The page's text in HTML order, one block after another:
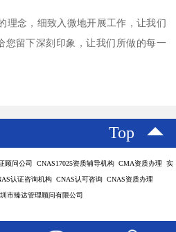
念，细致入微地开展工作，让我们
您留下深刻印象，让我们所做的每一
Top
顾问公司 CNAS17025资质辅导机构 CMA资质办理 实
认证咨询机构 CNAS认可咨询 CNAS资质办理
市臻达管理顾问有限公司